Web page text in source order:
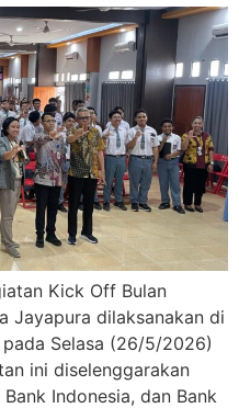
Kick Off Bulan
Jayapura dilaksanakan di
Selasa (26/5/2026)
ini diselenggarakan
Indonesia, dan Bank